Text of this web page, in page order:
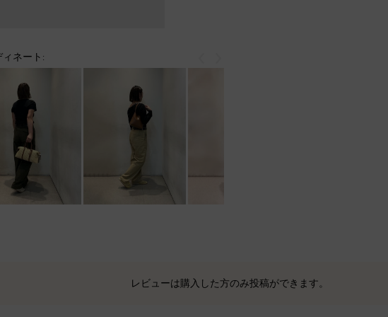
ネート:
レビューは購入した方のみ投稿ができます。